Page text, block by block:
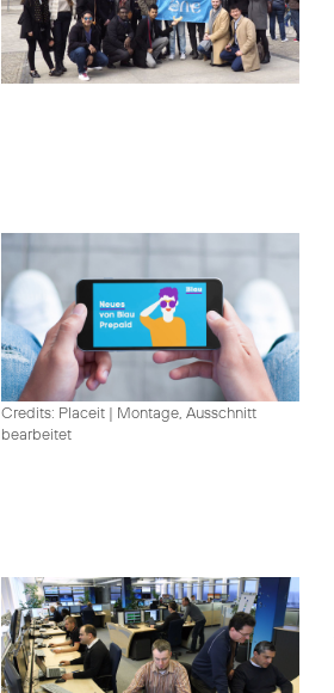
Credits: Placeit | Montage, Ausschnitt
bearbeitet